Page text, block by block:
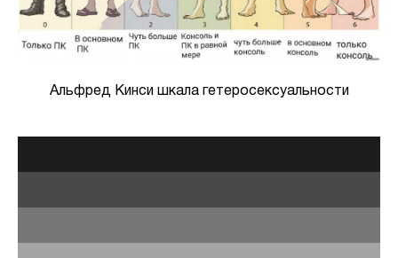
Альфред Кинси шкала гетеросексуальности